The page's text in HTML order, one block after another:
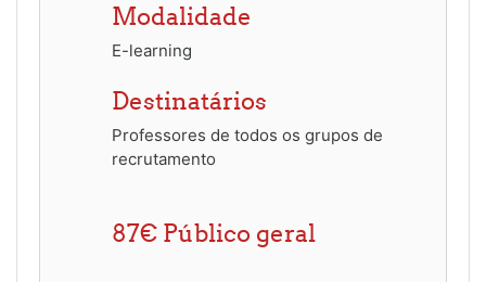
Modalidade
E-learning
Destinatários
Professores de todos os grupos de
recrutamento
87€ Público geral